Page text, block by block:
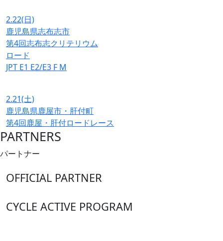
2.22(日)
鹿児島県志布志市
第4回志布志クリテリウム
ロード
JPT E1 E2/E3 F M
2.21(土)
鹿児島県鹿屋市・肝付町
第4回鹿屋・肝付ロードレース
PARTNERS
パートナー
OFFICIAL PARTNER
CYCLE ACTIVE PROGRAM